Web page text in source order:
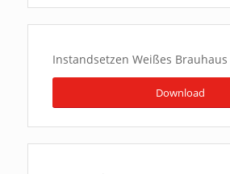
Instandsetzen Weißes Brauhaus
Download